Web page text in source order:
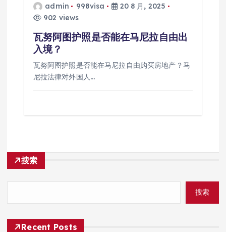
admin 998visa
20 8 月, 2025
902 views
瓦努阿图护照是否能在马尼拉自由出
入境？
瓦努阿图护照是否能在马尼拉自由购买房地产？马
尼拉法律对外国人…
搜索
搜索
Recent Posts